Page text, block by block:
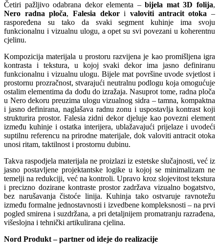
Četiri pažljivo odabrana dekor elementa –bijela mat 3D folija,
Nero radna ploča,Falesia dekorivaloviti antracit otoka –
raspoređena su tako da svaki segment kuhinje ima svoju
funkcionalnu i vizualnu ulogu, a opet su svi povezani u koherentnu
cjelinu.
Kompozicija materijala u prostoru razvijena je kao promišljena igra
kontrasta i tekstura, u kojoj svaki dekor ima jasno definiranu
funkcionalnu i vizualnu ulogu. Bijele mat površine uvode svjetlost i
prostornu prozračnost, stvarajući neutralnu podlogu koja omogućuje
ostalim elementima da dođu do izražaja. Nasuprot tome, radna ploča
u Nero dekoru preuzima ulogu vizualnog sidra – tamna, kompaktna
i jasno definirana, naglašava radnu zonu i uspostavlja kontrast koji
strukturira prostor. Falesia zidni dekor djeluje kao povezni element
između kuhinje i ostatka interijera, ublažavajući prijelaze i uvodeći
suptilnu referencu na prirodne materijale, dok valoviti antracit otoka
unosi ritam, taktilnost i prostornu dubinu.
Takva raspodjela materijala ne proizlazi iz estetske slučajnosti, već iz
jasno postavljene projektantske logike u kojoj se minimalizam ne
temelji na redukciji, već na kontroli. Upravo kroz slojevitost tekstura
i precizno dozirane kontraste prostor zadržava vizualno bogatstvo,
bez narušavanja čistoće linija. Kuhinja tako ostvaruje ravnotežu
između formalne jednostavnosti i izvedbene kompleksnosti – na prvi
pogled smirena i suzdržana, a pri detaljnijem promatranju razrađena,
višeslojna i tehnički artikulirana cjelina.
Nord Produkt – partner od ideje do realizacije